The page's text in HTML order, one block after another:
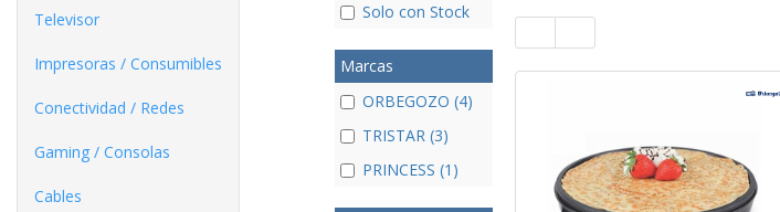
Televisor
Impresoras / Consumibles
Conectividad / Redes
Gaming / Consolas
Cables
Solo con Stock
Marcas
ORBEGOZO (4)
TRISTAR (3)
PRINCESS (1)